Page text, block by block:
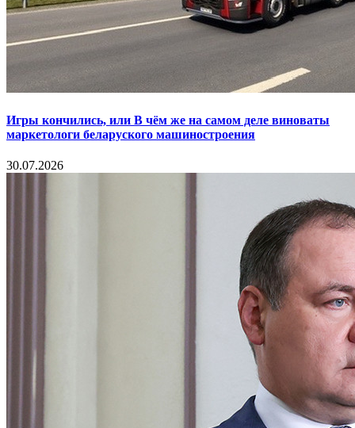
Игры кончились, или В чём же на самом деле виноваты
маркетологи беларуского машиностроения
30.07.2026